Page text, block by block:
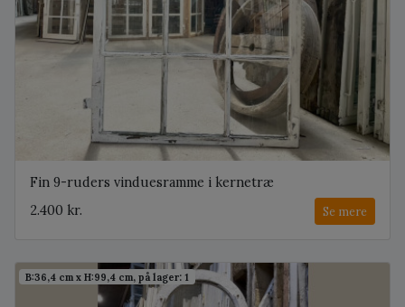
Fin 9-ruders vinduesramme i kernetræ
2.400 kr.
Se mere
B:36,4 cm x H:99,4 cm, på lager: 1